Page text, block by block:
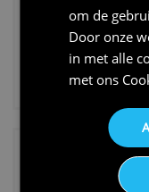
om de
Door onze
in met alle
met ons